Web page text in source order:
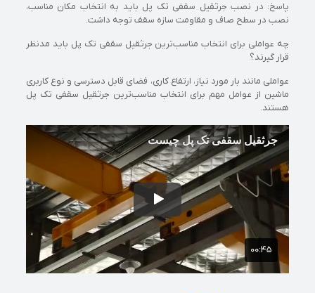
پاسخ: در نصب جرثقیل سقفی تک پل باید به انتخاب مکان مناسب،
نصب در سطح صاف و مقاومت سازه سقف توجه داشت.
چه عواملی برای انتخاب مناسب‌ترین جرثقیل سقفی تک پل باید مدنظر
قرار گیرند؟
عواملی مانند بار مورد نیاز، ارتفاع کاری، فضای قابل دسترسی و نوع کاربری
ماشین از عوامل مهم برای انتخاب مناسب‌ترین جرثقیل سقفی تک پل
هستند.